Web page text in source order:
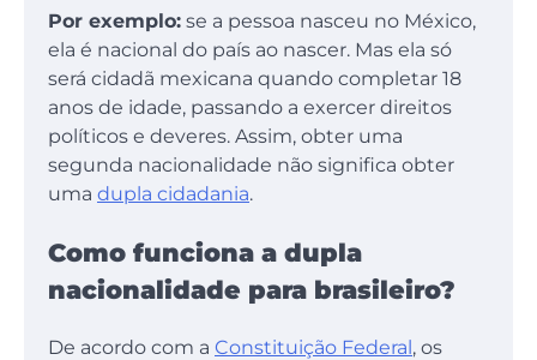
Por exemplo: se a pessoa nasceu no México,
ela é nacional do país ao nascer. Mas ela só
será cidadã mexicana quando completar 18
anos de idade, passando a exercer direitos
políticos e deveres. Assim, obter uma
segunda nacionalidade não significa obter
uma dupla cidadania.
Como funciona a dupla
nacionalidade para brasileiro?
De acordo com a Constituição Federal, os